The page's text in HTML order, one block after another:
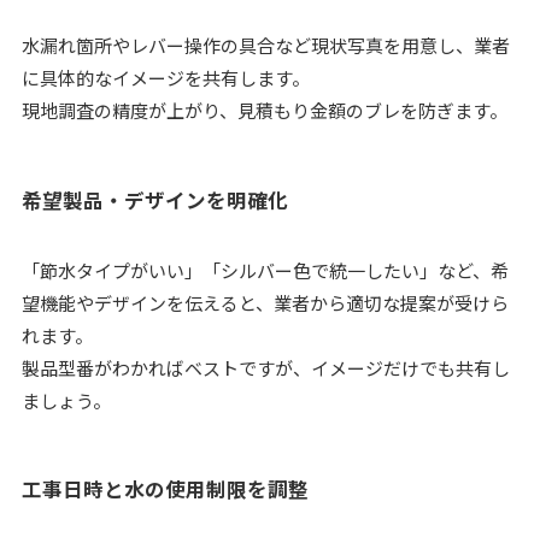
水漏れ箇所やレバー操作の具合など現状写真を用意し、業者
に具体的なイメージを共有します。
現地調査の精度が上がり、見積もり金額のブレを防ぎます。
希望製品・デザインを明確化
「節水タイプがいい」「シルバー色で統一したい」など、希
望機能やデザインを伝えると、業者から適切な提案が受けら
れます。
製品型番がわかればベストですが、イメージだけでも共有し
ましょう。
工事日時と水の使用制限を調整